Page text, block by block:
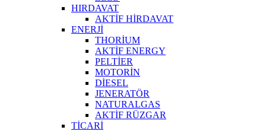
HIRDAVAT
AKTİF HİRDAVAT
ENERJİ
THORİUM
AKTİF ENERGY
PELTİER
MOTORİN
DİESEL
JENERATÖR
NATURALGAS
AKTİF RÜZGAR
TİCARİ